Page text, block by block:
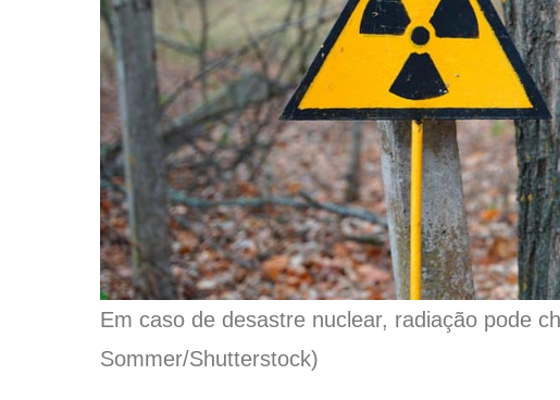
Em caso de desastre nuclear, radiação pode
Sommer/Shutterstock)